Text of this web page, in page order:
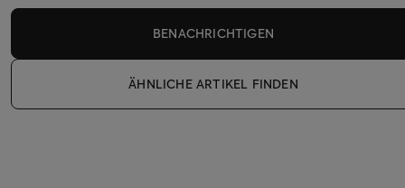
BENACHRICHTIGEN
ÄHNLICHE ARTIKEL FINDEN